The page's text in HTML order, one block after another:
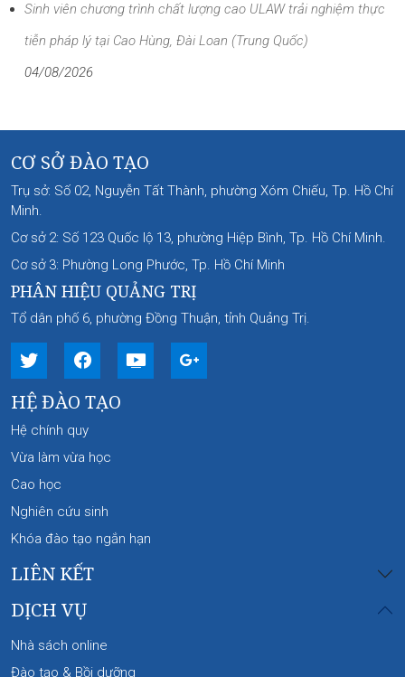
Sinh viên chương trình chất lượng cao ULAW trải nghiệm thực
tiễn pháp lý tại Cao Hùng, Đài Loan (Trung Quốc)
04/08/2026
CƠ SỞ ĐÀO TẠO
Trụ sở: Số 02, Nguyễn Tất Thành, phường Xóm Chiếu, Tp. Hồ Chí
Minh.
Cơ sở 2: Số 123 Quốc lộ 13, phường Hiệp Bình, Tp. Hồ Chí Minh.
Cơ sở 3: Phường Long Phước, Tp. Hồ Chí Minh
PHÂN HIỆU QUẢNG TRỊ
Tổ dân phố 6, phường Đồng Thuận, tỉnh Quảng Trị.
HỆ ĐÀO TẠO
Hệ chính quy
Vừa làm vừa học
Cao học
Nghiên cứu sinh
Khóa đào tạo ngắn hạn
LIÊN KẾT
DỊCH VỤ
Nhà sách online
Đào tạo & Bồi dưỡng